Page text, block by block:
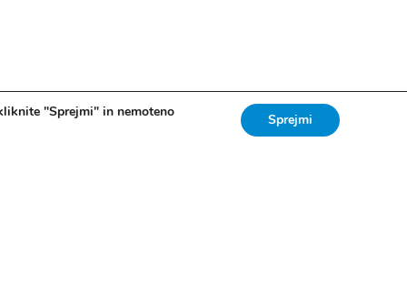
"Sprejmi" in nemoteno Sprejmi